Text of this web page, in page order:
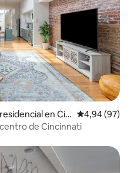
en Cin Calificación
4,94 (97)
de Cincinnati